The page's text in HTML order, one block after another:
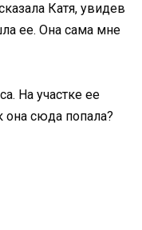
Катя, увидев
ее. Она сама мне
На участке ее
она сюда попала?